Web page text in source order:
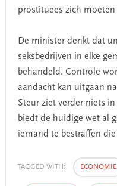
prostituees zich
De minister denkt dat
seksbedrijven in elke
behandeld. Controle
aandacht kan uitgaan
Steur ziet verder niets
biedt de huidige wet al
iemand te bestraffen
TAGGED WITH: ECONOMIE